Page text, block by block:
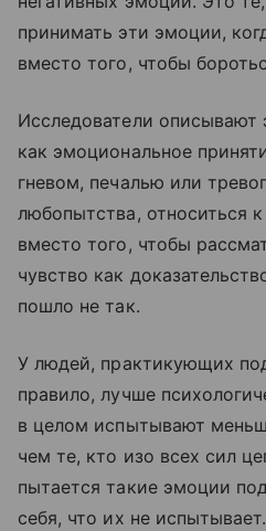
принимать эти эмоции,
вместо того, чтобы
Исследователи описывают
как эмоциональное
гневом, печалью или
любопытства, относиться
вместо того, чтобы
чувство как
пошло не так.
У людей, практикующих
правило, лучше
в целом испытывают
чем те, кто изо всех сил
пытается такие эмоции
себя, что их не испытывает.